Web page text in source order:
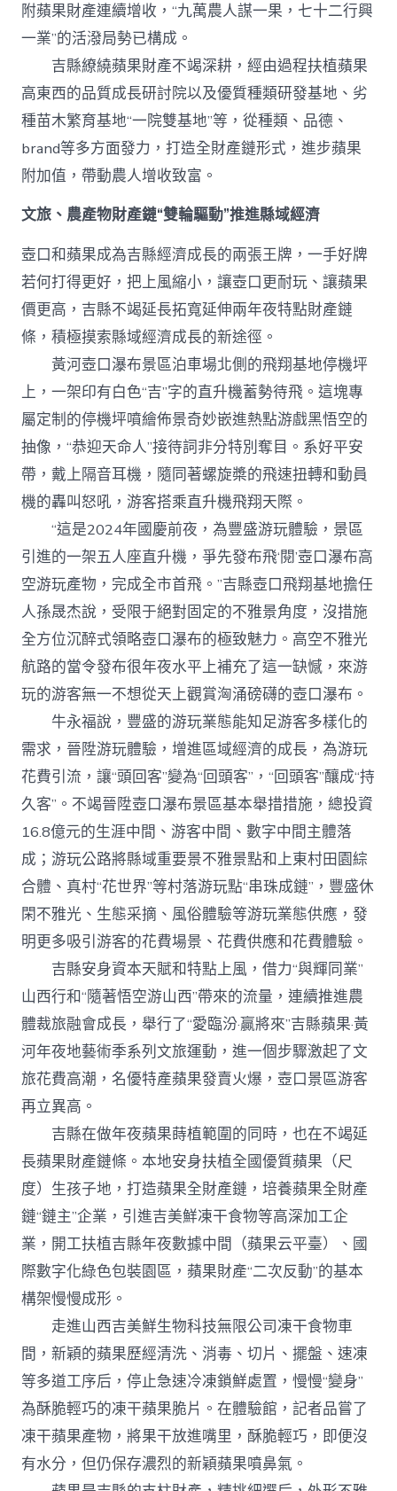
附蘋果財產連續增收，“九萬農人謀一果，七十二行興
一業”的活潑局勢已構成。
吉縣繚繞蘋果財產不竭深耕，經由過程扶植蘋果
高東西的品質成長研討院以及優質種類研發基地、劣
種苗木繁育基地“一院雙基地”等，從種類、品德、
brand等多方面發力，打造全財產鏈形式，進步蘋果
附加值，帶動農人增收致富。
文旅、農產物財產鏈“雙輪驅動”推進縣域經濟
壺口和蘋果成為吉縣經濟成長的兩張王牌，一手好牌
若何打得更好，把上風縮小，讓壺口更耐玩、讓蘋果
價更高，吉縣不竭延長拓寬延伸兩年夜特點財產鏈
條，積極摸索縣域經濟成長的新途徑。
黃河壺口瀑布景區泊車場北側的飛翔基地停機坪
上，一架印有白色“吉”字的直升機蓄勢待飛。這塊專
屬定制的停機坪噴繪佈景奇妙嵌進熱點游戲黑悟空的
抽像，“恭迎天命人”接待詞非分特別奪目。系好平安
帶，戴上隔音耳機，隨同著螺旋槳的飛速扭轉和動員
機的轟叫怒吼，游客搭乘直升機飛翔天際。
“這是2024年國慶前夜，為豐盛游玩體驗，景區
引進的一架五人座直升機，爭先發布飛‘閱’壺口瀑布高
空游玩產物，完成全市首飛。”吉縣壺口飛翔基地擔任
人孫晟杰說，受限于絕對固定的不雅景角度，沒措施
全方位沉醉式領略壺口瀑布的極致魅力。高空不雅光
航路的當令發布很年夜水平上補充了這一缺憾，來游
玩的游客無一不想從天上觀賞洶涌磅礴的壺口瀑布。
牛永福說，豐盛的游玩業態能知足游客多樣化的
需求，晉陞游玩體驗，增進區域經濟的成長，為游玩
花費引流，讓“頭回客”變為“回頭客”，“回頭客”釀成“持
久客”。不竭晉陞壺口瀑布景區基本舉措措施，總投資
16.8億元的生涯中間、游客中間、數字中間主體落
成；游玩公路將縣域重要景不雅景點和上東村田園綜
合體、真村“花世界”等村落游玩點“串珠成鏈”，豐盛休
閑不雅光、生態采摘、風俗體驗等游玩業態供應，發
明更多吸引游客的花費場景、花費供應和花費體驗。
吉縣安身資本天賦和特點上風，借力“與輝同業”
山西行和“隨著悟空游山西”帶來的流量，連續推進農
體裁旅融會成長，舉行了“愛臨汾·贏將來”吉縣蘋果·黃
河年夜地藝術季系列文旅運動，進一個步驟激起了文
旅花費高潮，名優特產蘋果發賣火爆，壺口景區游客
再立異高。
吉縣在做年夜蘋果蒔植範圍的同時，也在不竭延
長蘋果財產鏈條。本地安身扶植全國優質蘋果（尺
度）生孩子地，打造蘋果全財產鏈，培養蘋果全財產
鏈“鏈主”企業，引進吉美鮮凍干食物等高深加工企
業，開工扶植吉縣年夜數據中間（蘋果云平臺）、國
際數字化綠色包裝園區，蘋果財產“二次反動”的基本
構架慢慢成形。
走進山西吉美鮮生物科技無限公司凍干食物車
間，新穎的蘋果歷經清洗、消毒、切片、擺盤、速凍
等多道工序后，停止急速冷凍鎖鮮處置，慢慢“變身”
為酥脆輕巧的凍干蘋果脆片。在體驗館，記者品嘗了
凍干蘋果產物，將果干放進嘴里，酥脆輕巧，即便沒
有水分，但仍保存濃烈的新穎蘋果噴鼻氣。